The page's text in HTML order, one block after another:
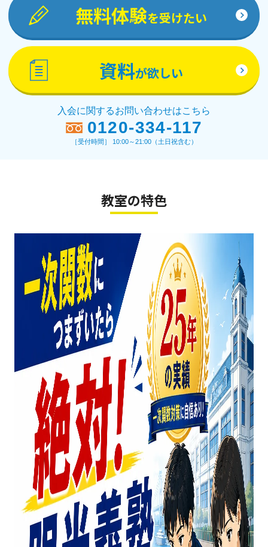
無料体験を受けたい
資料が欲しい
入会に関するお問い合わせはこちら
0120-334-117
［受付時間］ 10:00～21:00（土日祝含む）
教室の特色